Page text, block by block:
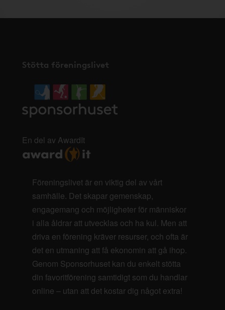
Stötta föreningslivet
En del av AwardIt
Föreningslivet är en viktig del av vårt
samhälle. Det skapar gemenskap,
engagemang och möjligheter för människor
i alla åldrar att utvecklas och ha kul. Men att
driva en förening kräver resurser, och ofta är
det en utmaning att få ekonomin att gå ihop.
Genom Sponsorhuset kan du enkelt stötta
din favoritförening samtidigt som du handlar
online – utan att det kostar dig något extra!